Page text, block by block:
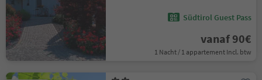
Südtirol Guest Pass
vanaf 90€
1 Nacht / 1 appartement Incl. btw